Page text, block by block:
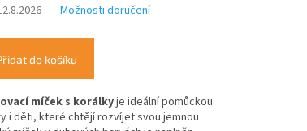
Možnosti doručení
do košíku
míček s korálkyje ideální pomůckou
i děti, které chtějí rozvíjet svou jemnou